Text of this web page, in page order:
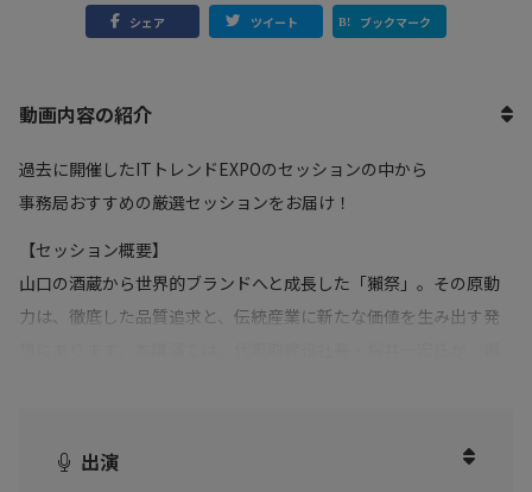
シェア ツイート ブックマーク
動画内容の紹介
過去に開催したITトレンドEXPOのセッションの中から
事務局おすすめの厳選セッションをお届け！
【セッション概要】
山口の酒蔵から世界的ブランドへと成長した「獺祭」。その原動
力は、徹底した品質追求と、伝統産業に新たな価値を生み出す発
りやブランド発信、海外展開に携わるビジネスパーソンにとっ
出演